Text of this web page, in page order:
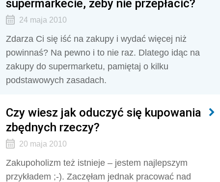
supermarkecie, żeby nie przepłacić?
24 maja 2010
Zdarza Ci się iść na zakupy i wydać więcej niż
powinnaś? Na pewno i to nie raz. Dlatego idąc na
zakupy do supermarketu, pamiętaj o kilku
podstawowych zasadach.
Czy wiesz jak oduczyć się kupowania
zbędnych rzeczy?
20 maja 2010
Zakupoholizm też istnieje – jestem najlepszym
przykładem ;-). Zaczęłam jednak pracować nad